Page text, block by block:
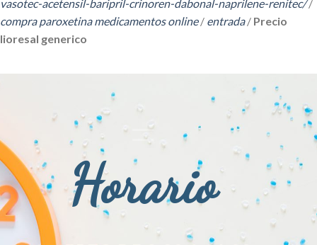
vasotec-acetensil-baripril-crinoren-dabonal-naprilene-renitec//
compra paroxetina medicamentos online/ entrada/ Precio
lioresal generico
Horario